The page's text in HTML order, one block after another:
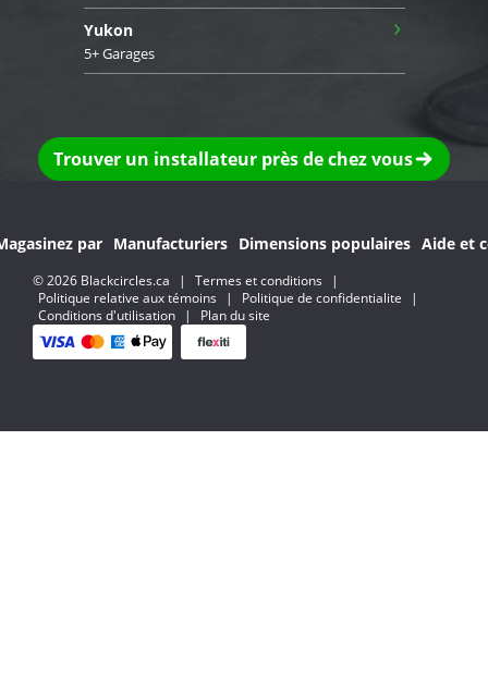
Yukon
5+ Garages
›
Trouver un installateur près de chez vous
par Manufacturiers Dimensions populaires Aide et
© 2026 Blackcircles.ca | Termes et conditions
|
Politique relative aux témoins
| Politique de confidentialite
|
Conditions d'utilisation
| Plan du site